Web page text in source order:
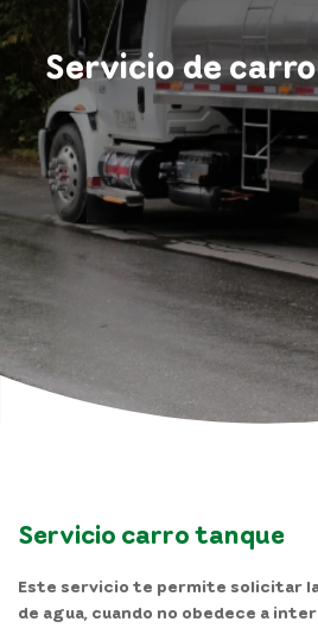
Servicio de
Servicio carro tanque
Este servicio te permite solicitar
de agua, cuando no obedece a